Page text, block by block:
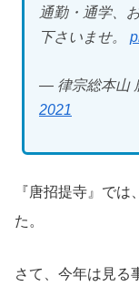
通勤・通学、
下さいませ。
— 律宗総本山
2021
『唐招提寺』で
た。
さて、今年は見る